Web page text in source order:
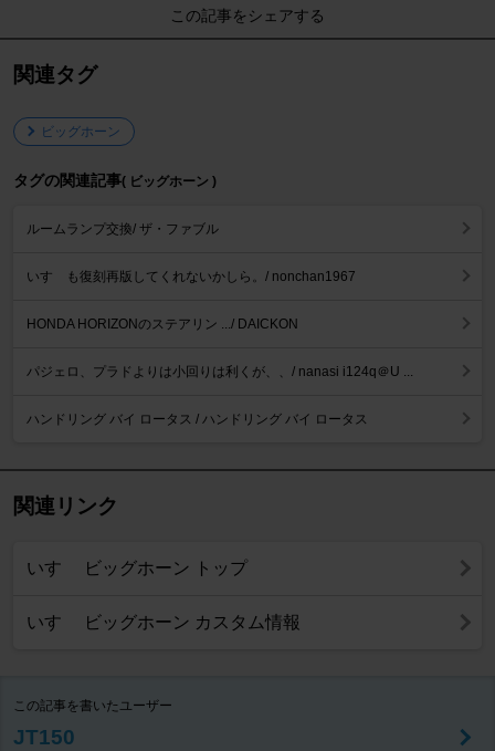
この記事をシェアする
関連タグ
ビッグホーン
タグの関連記事( ビッグホーン )
ルームランプ交換/ ザ・ファブル
いすゞも復刻再版してくれないかしら。/ nonchan1967
HONDA HORIZONのステアリン .../ DAICKON
パジェロ、プラドよりは小回りは利くが、、/ nanasi i124q＠U ...
ハンドリング バイ ロータス / ハンドリング バイ ロータス
関連リンク
いすゞ ビッグホーン トップ
いすゞ ビッグホーン カスタム情報
この記事を書いたユーザー
JT150